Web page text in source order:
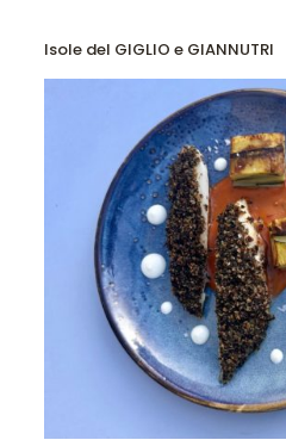
Isole del GIGLIO e GIANNUTRI